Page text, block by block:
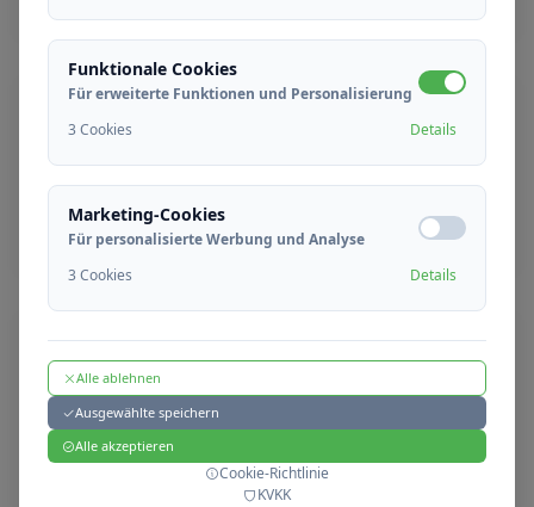
02
Ihnen Rückmeldung.
03
Gespräch
Wir führen Online- oder persönliche Gespräche
mit geeigneten Kandidaten durch.
Funktionale Cookies
Für erweiterte Funktionen und Personalisierung
3 Cookies
Details
Marketing-Cookies
Für personalisierte Werbung und Analyse
3 Cookies
Details
Alle ablehnen
Ausgewählte speichern
Alle akzeptieren
Cookie-Richtlinie
KVKK